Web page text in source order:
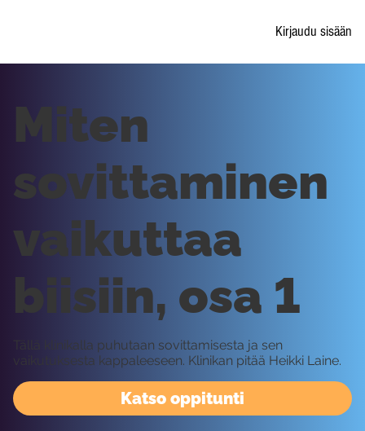
Kirjaudu sisään
Katso oppitunti
Miten
sovittaminen
vaikuttaa
biisiin, osa 1
Tällä klinikalla puhutaan sovittamisesta ja sen
vaikutuksesta kappaleeseen. Klinikan pitää Heikki Laine.